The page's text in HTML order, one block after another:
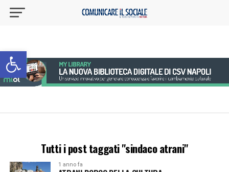
Apri la barra degli strumenti
Tutti i post taggati "sindaco atrani"
1 anno fa